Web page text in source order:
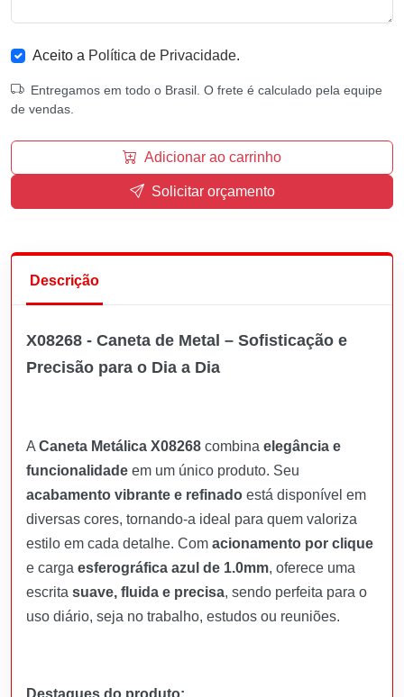
Aceito a Política de Privacidade.
Entregamos em todo o Brasil. O frete é calculado pela equipe
de vendas.
Adicionar ao carrinho
Solicitar orçamento
Descrição
X08268 - Caneta de Metal – Sofisticação e
Precisão para o Dia a Dia
A Caneta Metálica X08268 combina elegância e
funcionalidade em um único produto. Seu
acabamento vibrante e refinado está disponível em
diversas cores, tornando-a ideal para quem valoriza
estilo em cada detalhe. Com acionamento por clique
e carga esferográfica azul de 1.0mm, oferece uma
escrita suave, fluida e precisa, sendo perfeita para o
uso diário, seja no trabalho, estudos ou reuniões.
Destaques do produto: